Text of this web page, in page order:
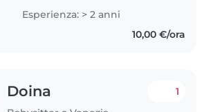
per il periodo scolastico e per
l'imminente estate. Amo stare
con i bambini e ho già maturato..
Esperienza: > 2 anni
10,00 €/ora
Doina 1